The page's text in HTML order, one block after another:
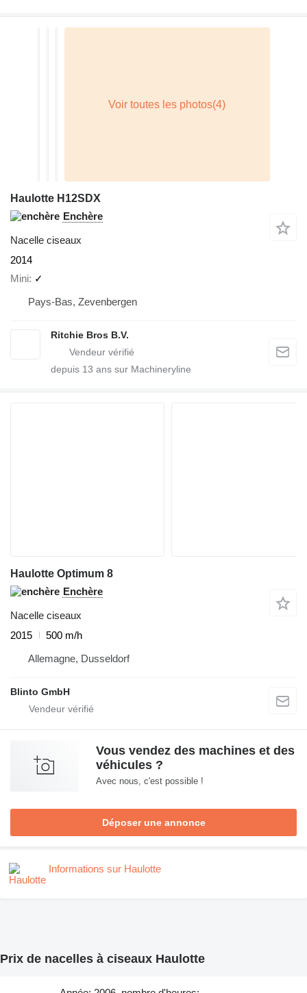
Haulotte H12SDX
Enchère
Nacelle ciseaux
2014
Mini ✓
Pays-Bas, Zevenbergen
Ritchie Bros B.V.
depuis 13 ans sur Machineryline
Haulotte Optimum 8
Enchère
Nacelle ciseaux
2015
500 m/h
Allemagne, Dusseldorf
Blinto GmbH
Vous vendez des machines et des
véhicules ?
Avec nous, c'est possible !
Déposer une annonce
Informations sur Haulotte
Prix de nacelles à ciseaux Haulotte